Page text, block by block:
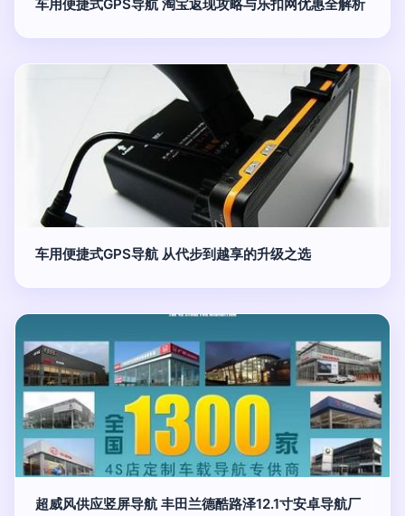
车用便捷式GPS导航 淘宝返现攻略与乐扣网优惠全解析
车用便捷式GPS导航 从代步到越享的升级之选
超威风供应竖屏导航 丰田兰德酷路泽12.1寸安卓导航厂